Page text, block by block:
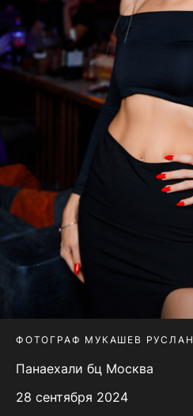
ФОТОГРАФ МУКАШЕВ РУСЛАН
Панаехали бц Москва
28 сентября 2024